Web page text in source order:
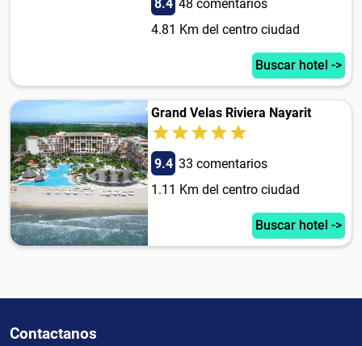
8.4 48 comentarios
4.81 Km del centro ciudad
Buscar hotel ->
Grand Velas Riviera Nayarit
9.4 33 comentarios
1.11 Km del centro ciudad
Buscar hotel ->
Contactanos